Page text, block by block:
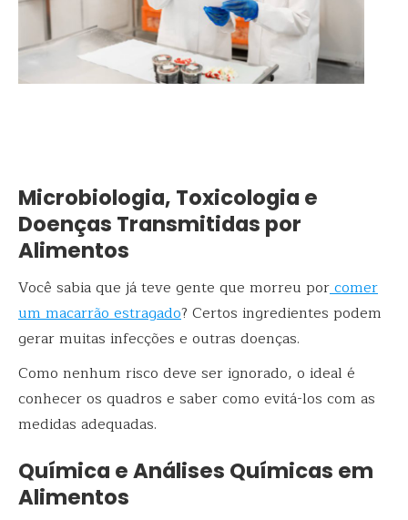
Microbiologia, Toxicologia e
Doenças Transmitidas por
Alimentos
Você sabia que já teve gente que morreu porcomer
um macarrão estragado? Certos ingredientes podem
gerar muitas infecções e outras doenças.
Como nenhum risco deve ser ignorado, o ideal é
conhecer os quadros e saber como evitá-los com as
medidas adequadas.
Química e Análises Químicas em
Alimentos